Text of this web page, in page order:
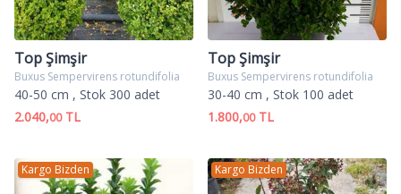
Top Şimşir
Buxus Sempervirens rotundifolia
40-50 cm , Stok 300 adet
2.040,00TL
Top Şimşir
Buxus Sempervirens rotundifolia
30-40 cm , Stok 100 adet
1.800,00TL
Kargo Bizden Kargo Bizden